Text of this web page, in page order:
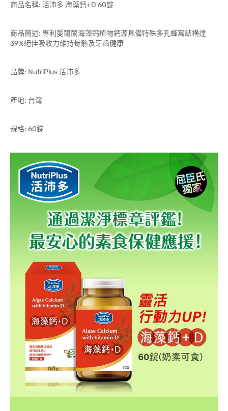
商品名稱: 活沛多 海藻鈣+D 60錠
商品簡述: 專利愛爾蘭海藻鈣植物鈣源具備特殊多孔蜂窩結構達
39%絕佳吸收力維持骨骼及牙齒健康
品牌: NutriPlus 活沛多
產地: 台灣
規格: 60錠